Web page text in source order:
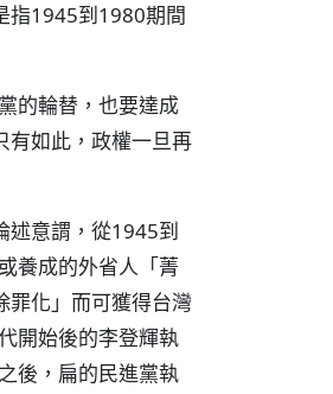
指1945到1980期間
的輪替，也要達成
有如此，政權一旦再
述意謂，從1945到
養成的外省人「菁
罪化」而可獲得台灣
開始後的李登輝執
後，扁的民進黨執